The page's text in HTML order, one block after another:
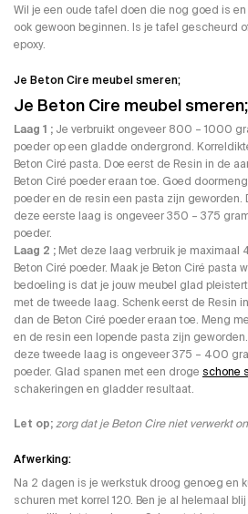
Wil je een oude tafel doen die nog goed is
ook gewoon beginnen. Is je tafel gescheurd
epoxy.
Je Beton Cire meubel smeren;
Je Beton Cire meubel smeren;
Laag 1 ; Je verbruikt ongeveer 800 – 1000
poeder op een gladde ondergrond.
Beton Ciré pasta. Doe eerst de Resin in de
Beton Ciré poeder eraan toe. Goed
poeder en de resin een pasta zijn geworden.
deze eerste laag is ongeveer 350 – 375
poeder.
Laag 2 ; Met deze laag verbruik je maximaal
Beton Ciré poeder. Maak je Beton Ciré pasta
bedoeling is dat je jouw meubel glad
met de tweede laag. Schenk eerst de Resin
dan de Beton Ciré poeder eraan toe. Meng
en de resin een lopende pasta zijn
deze tweede laag is ongeveer 375 – 400
poeder. Glad spanen met een droge schone
schakeringen en gladder resultaat.
Let op;zorg dat je Beton Cire niet verwerkt
Afwerking:
Na 2 dagen is je werkstuk droog genoeg en
schuren met korrel 120. Ben je al helemaal